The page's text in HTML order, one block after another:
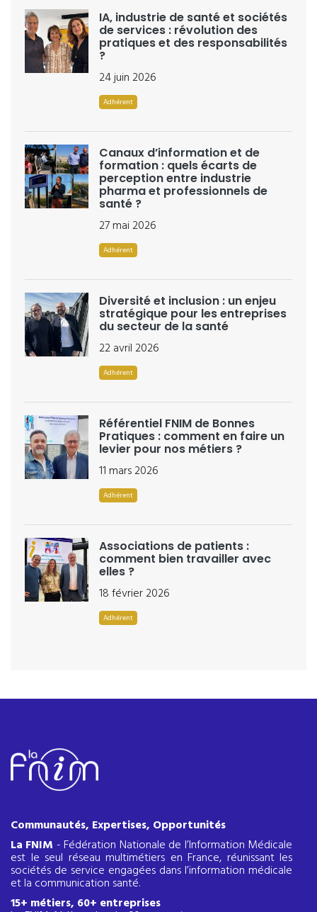
IA, industrie de santé et sociétés
de services : révolution des
pratiques et des responsabilités
?
24 juin 2026
Adhérent
Canaux d’information et de
formation : quels écarts de
perception entre industrie
pharma et professionnels de
santé ?
27 mai 2026
Adhérent
Diversité et inclusion : un enjeu
stratégique pour les entreprises
du secteur de la santé
22 avril 2026
Adhérent
Référentiel FNIM de Bonnes
Pratiques : comment en faire un
levier pour nos métiers ?
11 mars 2026
Adhérent
Associations de patients :
comment bien travailler avec
elles ?
18 février 2026
Adhérent
Communautés, Expertises, Opportunités
La FNIM - Fédération Nationale de l’Information Médicale
est le seul réseau multimétiers en France, réunissant les
sociétés de service engagées dans l’information médicale
et la communication santé.
15+ métiers, 60+ entreprises